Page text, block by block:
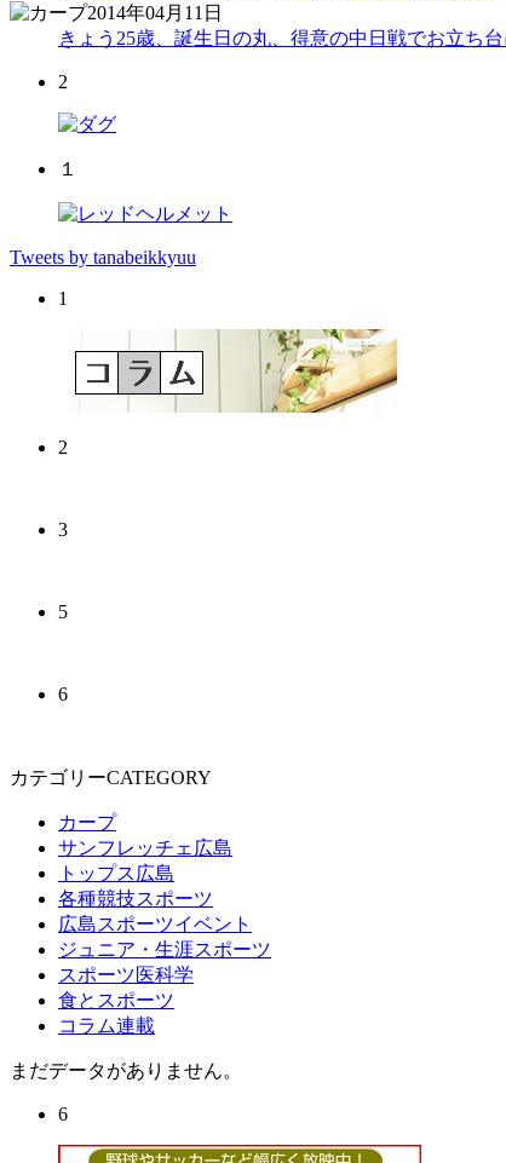
2014年04月11日
きょう25歳、誕生日の丸、得意の中日戦でお立ち
2
１
Tweets by tanabeikkyuu
1
2
3
5
6
カテゴリーCATEGORY
カープ
サンフレッチェ広島
トップス広島
各種競技スポーツ
広島スポーツイベント
ジュニア・生涯スポーツ
スポーツ医科学
食とスポーツ
コラム連載
まだデータがありません。
6